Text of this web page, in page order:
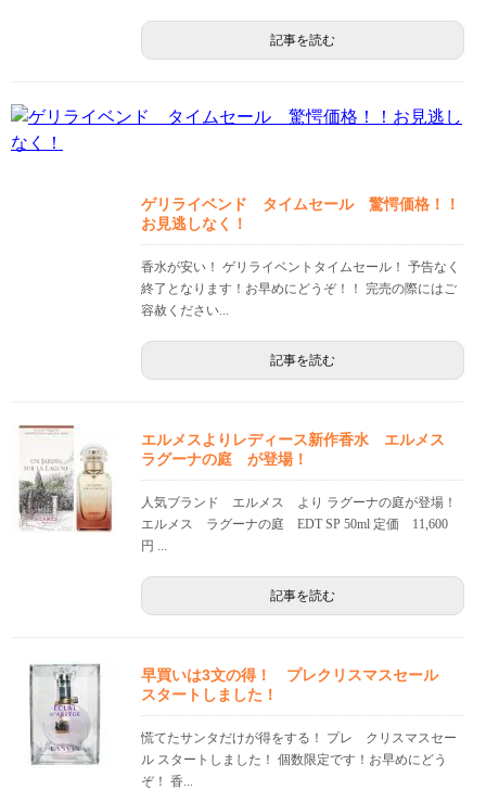
記事を読む
ゲリライベンド タイムセール 驚愕価格！！
お見逃しなく！
香水が安い！ ゲリライベントタイムセール！ 予告なく
終了となります！お早めにどうぞ！！ 完売の際にはご
容赦ください...
記事を読む
エルメスよりレディース新作香水 エルメス
ラグーナの庭 が登場！
人気ブランド エルメス より ラグーナの庭が登場！
エルメス ラグーナの庭 EDT SP 50ml 定価 11,600
円 ...
記事を読む
早買いは3文の得！ プレクリスマスセール
スタートしました！
慌てたサンタだけが得をする！ プレ クリスマスセー
ル スタートしました！ 個数限定です！お早めにどう
ぞ！ 香...